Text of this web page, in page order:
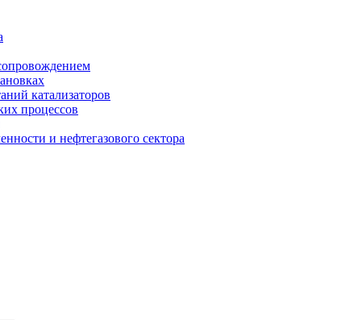
катализаторов
процессов
и нефтегазового сектора